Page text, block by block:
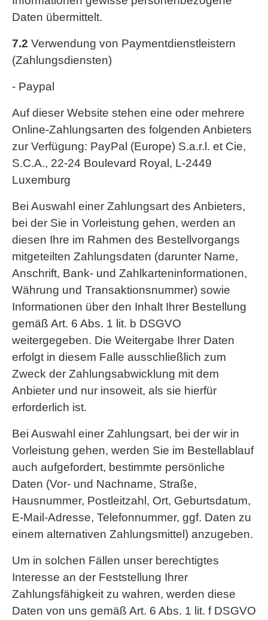
Daten übermittelt.
7.2 Verwendung von Paymentdienstleistern
(Zahlungsdiensten)
- Paypal
Auf dieser Website stehen eine oder mehrere
Online-Zahlungsarten des folgenden Anbieters
zur Verfügung: PayPal (Europe) S.a.r.l. et Cie,
S.C.A., 22-24 Boulevard Royal, L-2449
Luxemburg
Bei Auswahl einer Zahlungsart des Anbieters,
bei der Sie in Vorleistung gehen, werden an
diesen Ihre im Rahmen des Bestellvorgangs
mitgeteilten Zahlungsdaten (darunter Name,
Anschrift, Bank- und Zahlkarteninformationen,
Währung und Transaktionsnummer) sowie
Informationen über den Inhalt Ihrer Bestellung
gemäß Art. 6 Abs. 1 lit. b DSGVO
weitergegeben. Die Weitergabe Ihrer Daten
erfolgt in diesem Falle ausschließlich zum
Zweck der Zahlungsabwicklung mit dem
Anbieter und nur insoweit, als sie hierfür
erforderlich ist.
Bei Auswahl einer Zahlungsart, bei der wir in
Vorleistung gehen, werden Sie im Bestellablauf
auch aufgefordert, bestimmte persönliche
Daten (Vor- und Nachname, Straße,
Hausnummer, Postleitzahl, Ort, Geburtsdatum,
E-Mail-Adresse, Telefonnummer, ggf. Daten zu
einem alternativen Zahlungsmittel) anzugeben.
Um in solchen Fällen unser berechtigtes
Interesse an der Feststellung Ihrer
Zahlungsfähigkeit zu wahren, werden diese
Daten von uns gemäß Art. 6 Abs. 1 lit. f DSGVO